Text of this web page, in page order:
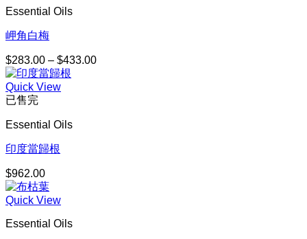
Essential Oils
岬角白梅
$283.00 – $433.00價
Quick View
已售完
Essential Oils
印度當歸根
$962.00
Quick View
Essential Oils